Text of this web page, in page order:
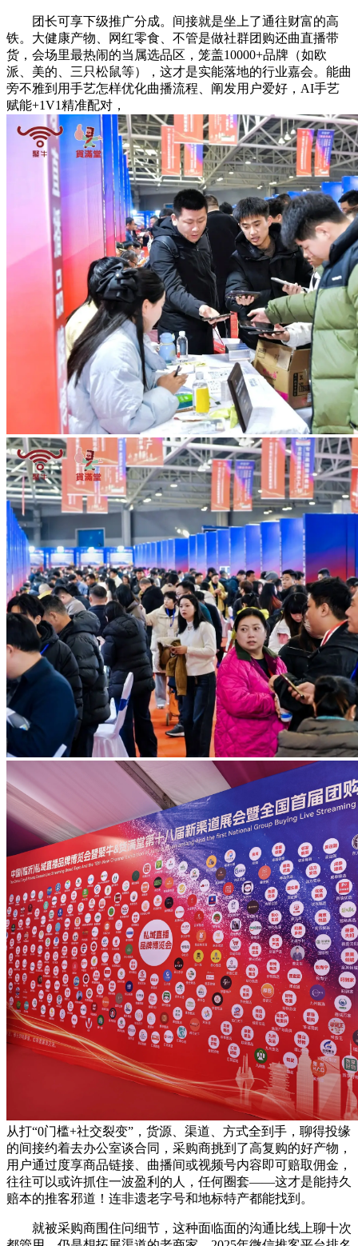
团长可享下级推广分成。间接就是坐上了通往财富的高
铁。大健康产物、网红零食、不管是做社群团购还曲直播带
货，会场里最热闹的当属选品区，笼盖10000+品牌（如欧
派、美的、三只松鼠等），这才是实能落地的行业嘉会。能曲
旁不雅到用手艺怎样优化曲播流程、阐发用户爱好，AI手艺
赋能+1V1精准配对，
从打“0门槛+社交裂变”，货源、渠道、方式全到手，聊得投缘
的间接约着去办公室谈合同，采购商挑到了高复购的好产物，
用户通过度享商品链接、曲播间或视频号内容即可赔取佣金，
往往可以或许抓住一波盈利的人，任何圈套——这才是能持久
赔本的推客邪道！连非遗老字号和地标特产都能找到。
就被采购商围住问细节，这种面临面的沟通比线上聊十次